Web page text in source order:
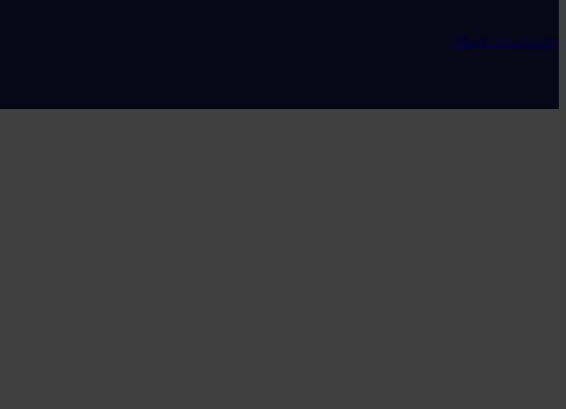
Maak een account